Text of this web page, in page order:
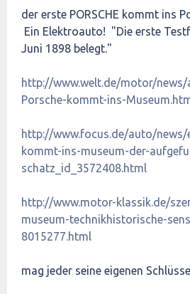
der erste PORSCHE kommt ins
Ein Elektroauto! "Die erste
Juni 1898 belegt."
http://www.welt.de/motor/news/
Porsche-kommt-ins-
http://www.focus.de/auto/news/
kommt-ins-museum-der-
schatz_id_3572408.html
http://www.motor-klassik.de/
museum-technikhistorische-
8015277.html
mag jeder seine eigenen